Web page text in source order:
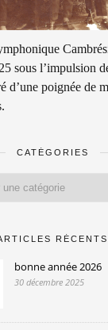
sous l’impulsion
d’une poignée de
CATÉGORIES
RÉCENTS
bonne année 2026
30 décembre 2025